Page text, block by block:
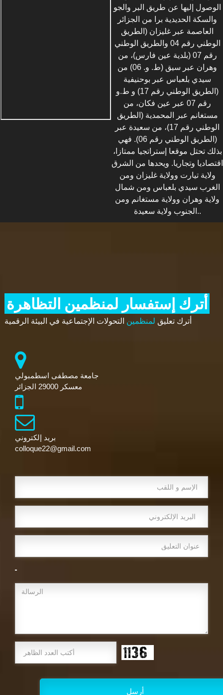
الوصول إليها عن طريق البر والجو
والسكة الحديدية برا من الجزائر
العاصمة عبر غليزان (الطريق
الوطني رقم 04 والطريق الوطني
رقم 07 (بلدية عين فارس)، من
وهران عبر سيق (ط. و. 06) من
سيدي بلعباس عبر بوحنيفية
(الطريق الوطني رقم 17) و ط.و
رقم 07 عبر عين فكان، من
مستغانم عبر المحمدية (الطريق
الوطني رقم 17)، من سعيدة عبر
(الطريق الوطني رقم 06). فهي
بذلك تحتل موقعا إستراتجيا ممتازا،
اقتصاديا وتجاريا. ويحدها من الشرق
ولاية تيارت وولاية غليزان ومن
الغرب سيدي بلعباس ومن شمال
ولاية وهران وولاية مستغانم ومن
الجنوب ولاية سعيدة..
أترك إستفسار لمنظمين التظاهرة
أترك تعليق لمنظمين التحولات الإجتماعية في البيئة الرقمية
جامعة مصطفى اسطمبولي
معسكر 29000 الجزائر
بريد إلكتروني
colloque22@gmail.com